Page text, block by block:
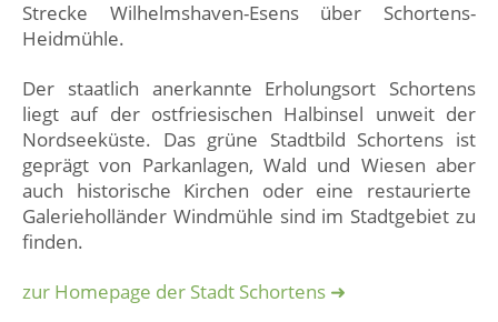
Strecke Wilhelmshaven-Esens über Schortens-
Heidmühle.
Der staatlich anerkannte Erholungsort Schortens
liegt auf der ostfriesischen Halbinsel unweit der
Nordseeküste. Das grüne Stadtbild Schortens ist
geprägt von Parkanlagen, Wald und Wiesen aber
auch historische Kirchen oder eine restaurierte
Galerieholländer Windmühle sind im Stadtgebiet zu
finden.
zur Homepage der Stadt Schortens ➜